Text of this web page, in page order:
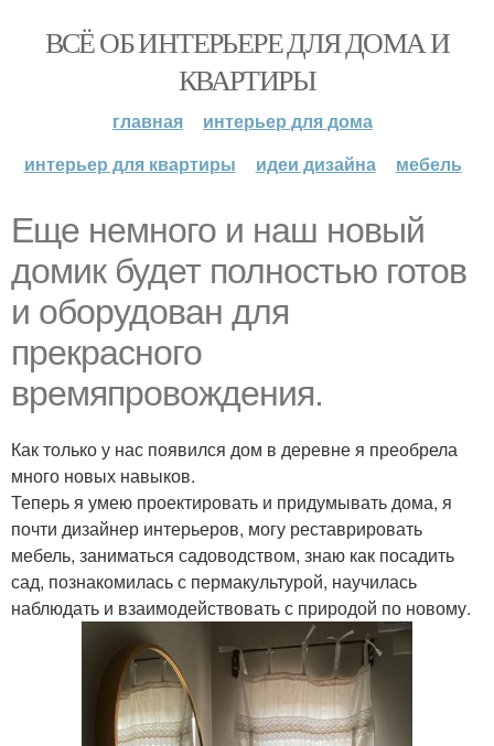
ВСЁ ОБ ИНТЕРЬЕРЕ ДЛЯ ДОМА И
КВАРТИРЫ
главная
интерьер для дома
интерьер для квартиры
идеи дизайна мебель
Еще немного и наш новый
домик будет полностью готов
и оборудован для
прекрасного
времяпровождения.
Как только у нас появился дом в деревне я преобрела
много новых навыков.
Теперь я умею проектировать и придумывать дома, я
почти дизайнер интерьеров, могу реставрировать
мебель, заниматься садоводством, знаю как посадить
сад, познакомилась с пермакультурой, научилась
наблюдать и взаимодействовать с природой по новому.